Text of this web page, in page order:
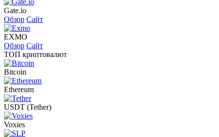
Gate.io
Обзор Сайт
EXMO
Обзор Сайт
ТОП криптовалют
Bitcoin
Ethereum
USDT (Tether)
Voxies